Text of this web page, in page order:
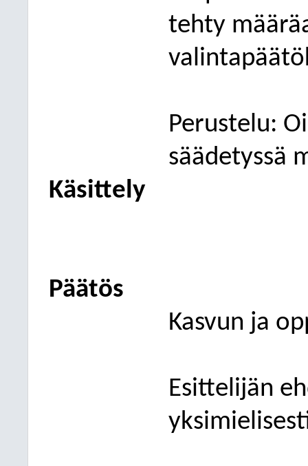
tehty
Perustelu:
säädetyssä
Käsittely
Päätös
Kasvun ja
Esittelijän